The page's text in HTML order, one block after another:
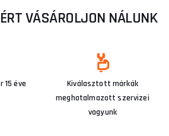
VÁSÁROLJON NÁLUNK
15 éve
Kiválasztott márkák
meghatalmazott szervizei
vagyunk